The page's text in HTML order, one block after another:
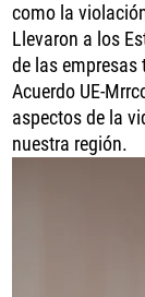
como la
Llevaron a los
de las empresas
Acuerdo UE-
aspectos de la
nuestra región.